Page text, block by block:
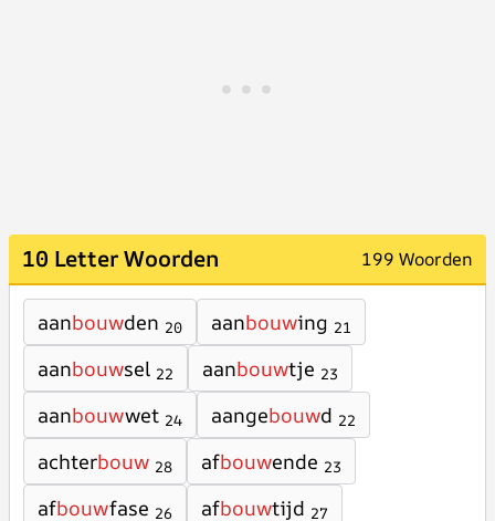
10 Letter Woorden 199 Woorden
aanbouwden 20 aanbouwing 21
aanbouwsel 22 aanbouwtje 23
aanbouwwet 24 aangebouwd 22
achterbouw 28 afbouwende 23
afbouwfase 26 afbouwtijd 27